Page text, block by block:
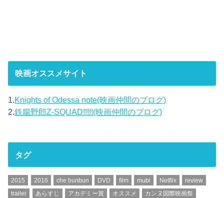
映画オススメサイト
1.Knights of Odessa note(映画仲間のブログ)
2.鉄腸野郎Z-SQUAD!!!!!(映画仲間のブログ)
タグ
2015 2016 che bunbun DVD film mubi Netflix
review
trailer
あらすじ アカデミー賞 オススメ
カンヌ国際映画祭